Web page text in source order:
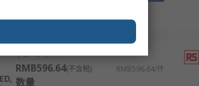
小计（1 件）
RMB596.64(不含税) RMB596.64/件
数量